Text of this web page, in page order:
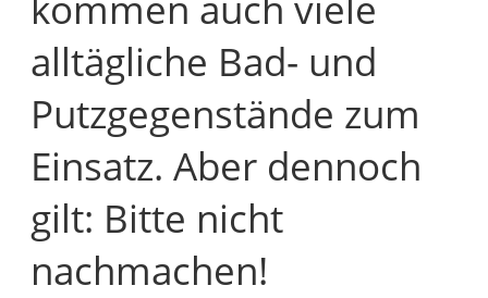
alltägliche Bad- und
Putzgegenstände zum
Einsatz. Aber dennoch
gilt: Bitte nicht
nachmachen!